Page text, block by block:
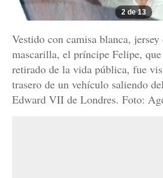
2 de 13
Vestido con camisa blanca,
mascarilla, el príncipe Felipe, que
retirado de la vida pública, fue
trasero de un vehículo saliendo
Edward VII de Londres. Foto: